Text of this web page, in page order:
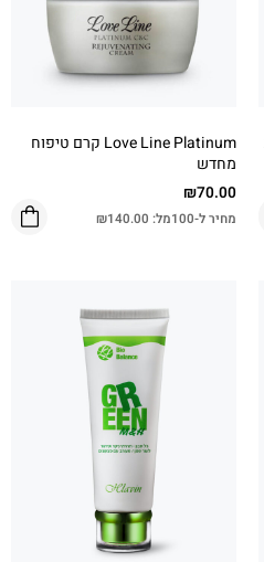
Love Line Platinum קרם טיפוח
מחדש
₪70.00
מחיר ל-100מל: ₪140.00